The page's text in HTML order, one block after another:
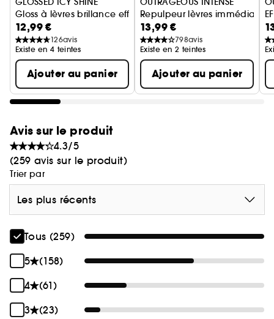
Tabasco red: un rouge éclatant et épicé, au fini
glossy relevé.
Extreme heat: attention sensation intense ! Un
noir transparent aux reflets prune pour les plus
audacieux.
Difficile de choisir ?Optez pour le coffret en
édition limitée, avec les 4 teintes et leurs 4
intensités. À tester seul(e)… ou à partager.
Gloss à lèvres brillance effet mouillé
12,99 €
126avis
Existe en 4 teintes
Ajouter au panier
Repulpeur lèvres immédiat &
13,99 €
798avis
Existe en 2 teintes
Ajouter au panier
Avis sur le produit
4.3/5
(259 avis sur le produit)
Trier par
Les plus récents
Tous (259)
5
(158)
4
(61)
3
(23)